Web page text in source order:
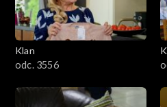
Klan
odc. 3556